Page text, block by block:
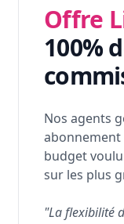
Offre
100%
Nos agents
budget
sur les plus
"La flexibilité